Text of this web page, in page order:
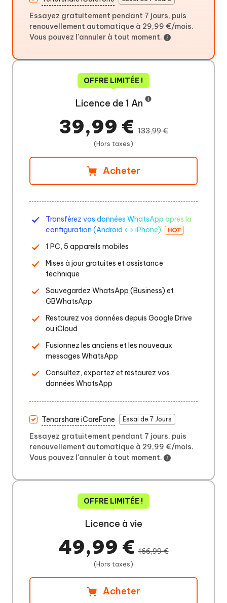
OFFRE LIMITÉE !
Licence de 1 An
39,99 € 133,99 €
(Hors taxes)
Acheter
Transférez vos données WhatsApp après la
configuration (Android ↔ iPhone)
1 PC, 5 appareils mobiles
Mises à jour gratuites et assistance
technique
Sauvegardez WhatsApp (Business) et
GBWhatsApp
Restaurez vos données depuis Google Drive
ou iCloud
Fusionnez les anciens et les nouveaux
messages WhatsApp
Consultez, exportez et restaurez vos
données WhatsApp
Tenorshare iCareFone Essai de 7 Jours
Essayez gratuitement pendant 7 jours, puis
renouvellement automatique à 29,99 €/mois.
Vous pouvez l'annuler à tout moment.
Essayez gratuitement pendant 7 jours, puis
renouvellement automatique à 29,99 €/mois.
Vous pouvez l'annuler à tout moment.
OFFRE LIMITÉE !
Licence à vie
49,99 €166,99 €
(Hors taxes)
Acheter